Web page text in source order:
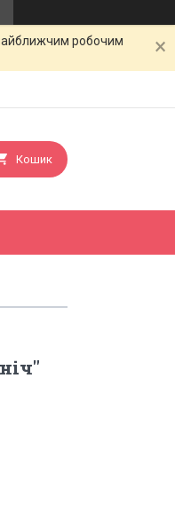
робочим
Кошик